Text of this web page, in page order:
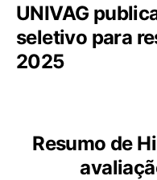
UNIVAG
seletivo para
2025
Resumo de